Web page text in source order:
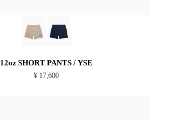
12oz SHORT PANTS / YSE
¥ 17,600